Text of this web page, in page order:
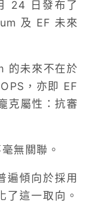
24 日發布了
及 EF 未來
的未來不在於
，亦即 EF
克屬性：抗審
無關聯。
遍傾向於採用
了這一取向。